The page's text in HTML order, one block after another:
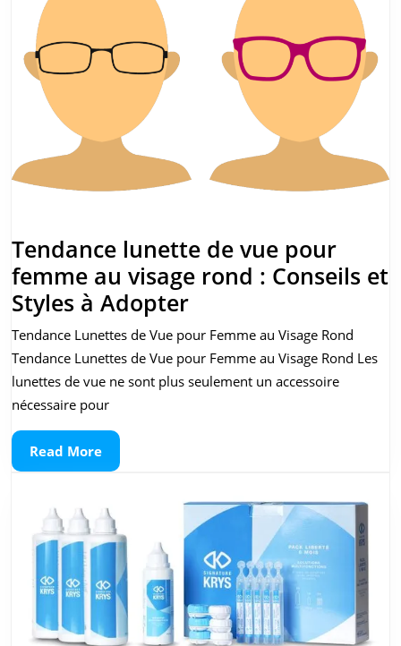
Tendance lunette de vue pour
femme au visage rond : Conseils et
Styles à AdopterTendance
lunette
de
vue
rond
:
Conseils
et
Styles
Tendance Lunettes de Vue pour Femme au Visage Rond
Tendance Lunettes de Vue pour Femme au Visage Rond Les
lunettes de vue ne sont plus seulement un accessoire
nécessaire pour
Read MoreRead
More